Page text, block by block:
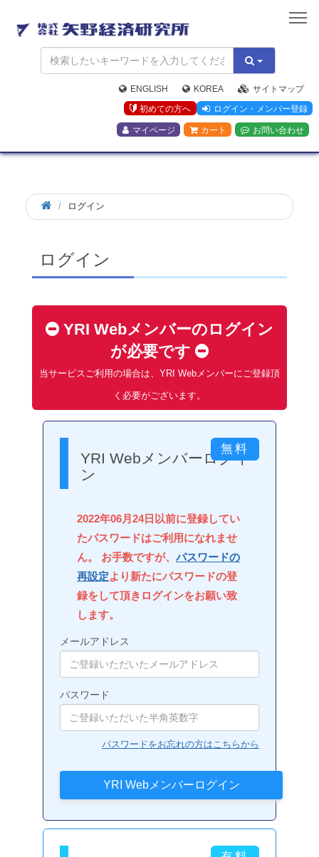
矢
野
経
済
研
究
所
ENGLISH KOREA
サイトマップ
初めての方へ
ログイン・メンバー登録
マイページ カート お問い合わせ
ログイン
ログイン
YRI Webメンバーのログイン
が必要です
当サービスご利用の場合は、YRI Webメンバーにご登録頂
く必要がございます。
YRI Webメンバーログイ
ン
2022年06月24日以前に登録してい
たパスワードはご利用になれませ
ん。 お手数ですが、 パスワードの
再設定より新たにパスワードの登
録をして頂きログインをお願い致
します。
メールアドレス
パスワード
パスワードをお忘れの方はこちらから